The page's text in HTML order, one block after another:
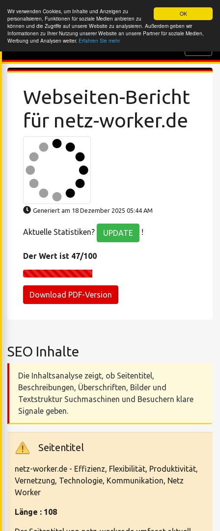
OK
Wir verwenden Cookies, um Inhalte und Anzeigen zu
personalisieren, Funktionen für soziale Medien anbieten zu
können und die Zugriffe auf unsere Website zu analysieren. Außerdem geben wir
Informationen zu Ihrer Nutzung unserer Website an unsere Partner für soziale Medien,
Werbung und Analysen weiter. Erfahren Sie mehr
Website-Überprüfung
Webseiten-Bericht
für netz-worker.de
Generiert am 18 Dezember 2025 05:44 AM
Aktuelle Statistiken? UPDATE !
Der Wert ist 47/100
Download PDF-Version
SEO Inhalte
Die Inhaltsanalyse zeigt, ob Seitentitel,
Beschreibungen, Überschriften, Bilder und
Textstruktur Suchmaschinen und Besuchern klare
Signale geben.
Seitentitel
netz-worker.de - Effizienz, Flexibilität, Produktivität,
Vernetzung, Technologie, Kommunikation, Netz
Worker
Länge : 108